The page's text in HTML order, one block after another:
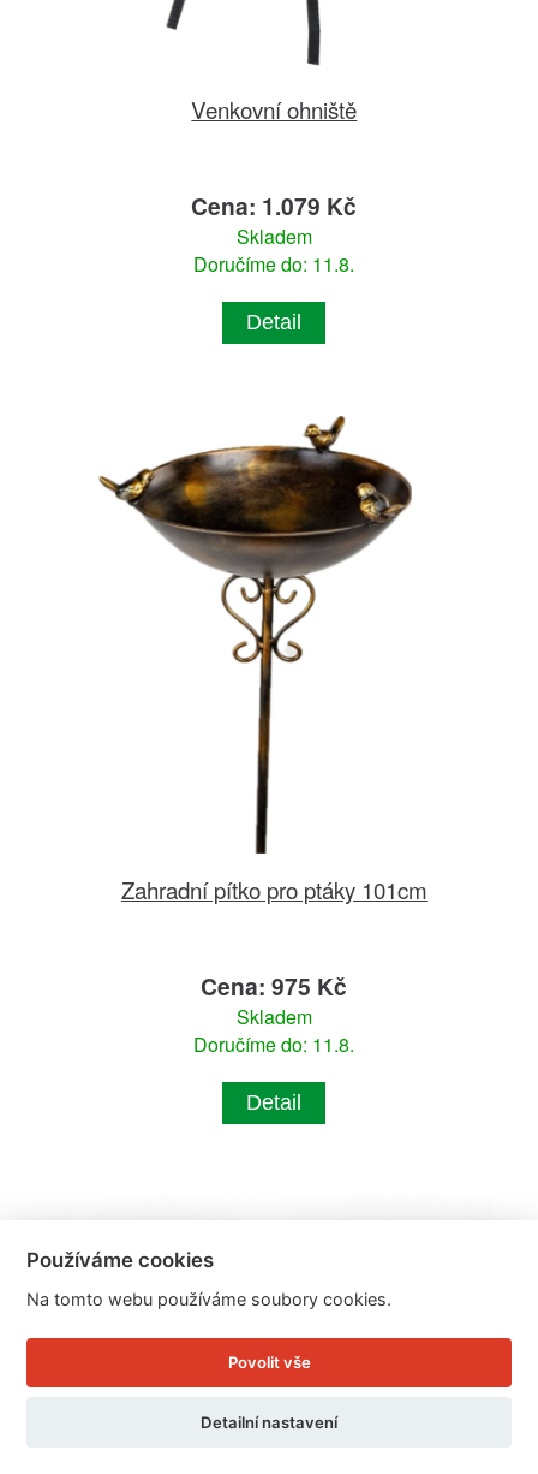
Venkovní ohniště
Cena: 1.079 Kč
Skladem
Doručíme do: 11.8.
Detail
Zahradní pítko pro ptáky 101cm
Cena: 975 Kč
Skladem
Doručíme do: 11.8.
Detail
Používáme cookies
Na tomto webu používáme soubory cookies.
Povolit vše
Detailní nastavení